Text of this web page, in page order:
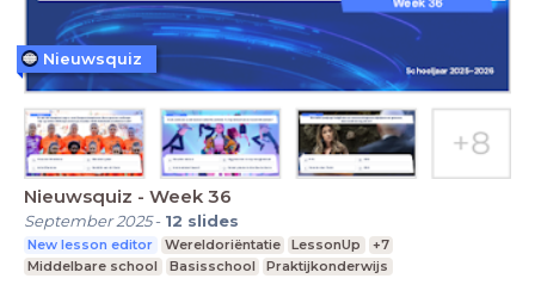
Nieuwsquiz - Week 36
September 2025- 12 slides
New lesson editor Wereldoriëntatie LessonUp
+7
Middelbare school
Basisschool Praktijkonderwijs
Nieuwsquiz